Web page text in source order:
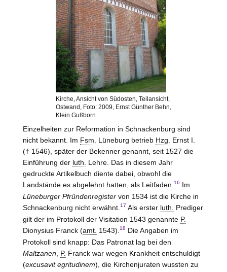
Kirche, Ansicht von Südosten, Teilansicht,
Ostwand, Foto: 2009, Ernst Günther Behn,
Klein Gußborn
Einzelheiten zur Reformation in Schnackenburg sind
nicht bekannt. Im Fsm. Lüneburg betrieb Hzg.
Ernst I.
(† 1546), später der Bekenner genannt, seit 1527 die
Einführung der luth.
Lehre. Das in diesem Jahr
gedruckte Artikelbuch diente dabei, obwohl die
Landstände es abgelehnt hatten, als Leitfaden. 16 Im
Lüneburger Pfründenregistervon 1534 ist die Kirche in
Schnackenburg nicht erwähnt. 17 Als erster luth.
Prediger
gilt der im Protokoll der Visitation 1543 genannte P.
Dionysius Franck (amt. 1543). 18 Die Angaben im
Protokoll sind knapp: Das Patronat lag bei den
Maltzanen
P. Franck war wegen Krankheit entschuldigt
(excusavit egritudinem), die Kirchenjuraten wussten zu